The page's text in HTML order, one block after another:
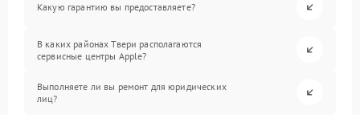
Какую гарантию вы предоставляете?
В каких районах Твери располагаются
сервисные центры Apple?
Выполняете ли вы ремонт для юридических
лиц?